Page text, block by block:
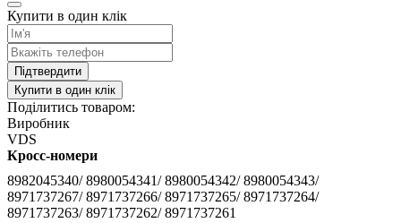
Купити в один клік
Підтвердити
Купити в один клік
Поділитись товаром:
Виробник
VDS
Кросс-номери
8982045340/ 8980054341/ 8980054342/ 8980054343/
8971737267/ 8971737266/ 8971737265/ 8971737264/
8971737263/ 8971737262/ 8971737261